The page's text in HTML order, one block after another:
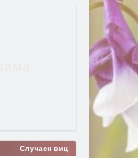
Диджей партито
пред „Св. Ал. Невски“ на
август ще е безплатно за
Случаен виц